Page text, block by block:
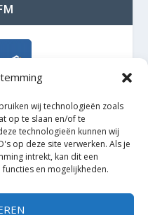
wij technologieën zoals
op te slaan en/of te
technologieën kunnen wij
op deze site verwerken. Als je
intrekt, kan dit een
en mogelijkheden.